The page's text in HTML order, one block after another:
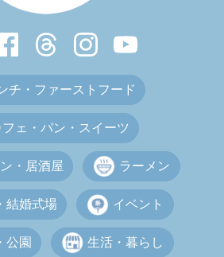
チ・ファーストフード
フェ・パン・スイーツ
・居酒屋 ラーメン
結婚式場 イベント
公園 生活・暮らし